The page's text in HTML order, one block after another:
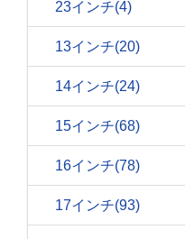
23インチ(4)
13インチ(20)
14インチ(24)
15インチ(68)
16インチ(78)
17インチ(93)